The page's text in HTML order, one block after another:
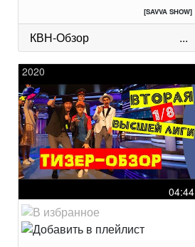
[SAVVA SHOW]
КВН-Обзор ...
2020
04:44